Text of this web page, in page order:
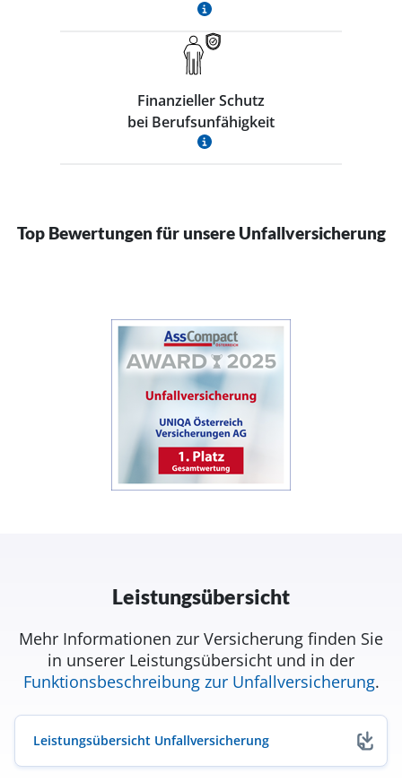
Finanzieller Schutz
bei Berufsunfähigkeit
Top Bewertungen für unsere Unfallversicherung
Leistungsübersicht
Mehr Informationen zur Versicherung finden Sie
in unserer Leistungsübersicht und in der
Funktionsbeschreibung zur Unfallversicherung.
Leistungsübersicht Unfallversicherung
(öffnet in neuem Fenster)